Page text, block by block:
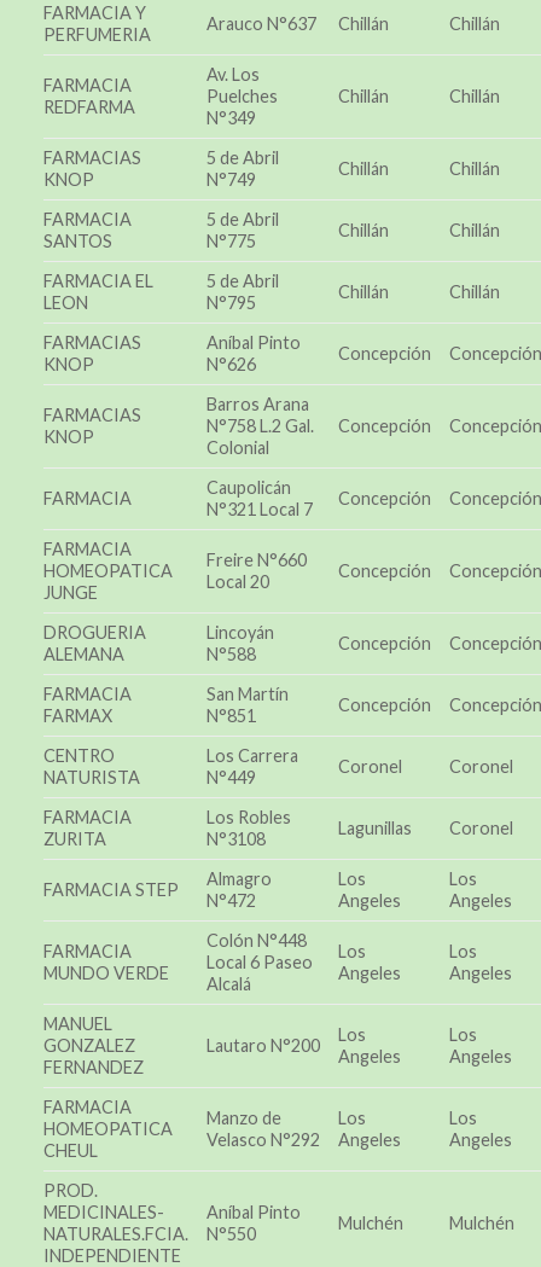
FARMACIA Y
PERFUMERIA
Arauco N°637 Chillán Chillán
FARMACIA
REDFARMA
Av. Los
Puelches
N°349
Chillán Chillán
FARMACIAS
KNOP
5 de Abril
N°749
Chillán Chillán
FARMACIA
SANTOS
5 de Abril
N°775
Chillán Chillán
FARMACIA EL
LEON
5 de Abril
N°795
Chillán Chillán
FARMACIAS
KNOP
Aníbal Pinto
N°626
Concepción Concepción
FARMACIAS
KNOP
Barros Arana
N°758 L.2 Gal.
Colonial
Concepción Concepción
FARMACIA
Caupolicán
N°321 Local 7
Concepción Concepción
FARMACIA
HOMEOPATICA
JUNGE
Freire N°660
Local 20
Concepción Concepción
DROGUERIA
ALEMANA
Lincoyán
N°588
Concepción Concepción
FARMACIA
FARMAX
San Martín
N°851
Concepción Concepción
CENTRO
NATURISTA
Los Carrera
N°449
Coronel Coronel
FARMACIA
ZURITA
Los Robles
N°3108
Lagunillas Coronel
FARMACIA STEP
Almagro
N°472
Los
Angeles
Los
Angeles
FARMACIA
MUNDO VERDE
Colón N°448
Local 6 Paseo
Alcalá
Los
Angeles
Los
Angeles
MANUEL
GONZALEZ
FERNANDEZ
Lautaro N°200
Los
Angeles
Los
Angeles
FARMACIA
HOMEOPATICA
CHEUL
Manzo de
Velasco N°292
Los
Angeles
Los
Angeles
PROD.
MEDICINALES-
NATURALES.FCIA.
INDEPENDIENTE
Aníbal Pinto
N°550
Mulchén Mulchén